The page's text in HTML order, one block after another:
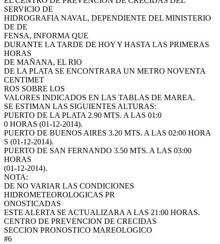
SERVICIO DE
HIDROGRAFIA NAVAL, DEPENDIENTE DEL MINISTERIO
DE DE
FENSA, INFORMA QUE
DURANTE LA TARDE DE HOY Y HASTA LAS PRIMERAS
HORAS
DE MAÑANA, EL RIO
DE LA PLATA SE ENCONTRARA UN METRO NOVENTA
CENTIMET
ROS SOBRE LOS
VALORES INDICADOS EN LAS TABLAS DE MAREA.
SE ESTIMAN LAS SIGUIENTES ALTURAS:
PUERTO DE LA PLATA 2.90 MTS. A LAS 01:0
0 HORAS (01-12-2014).
PUERTO DE BUENOS AIRES 3.20 MTS. A LAS 02:00 HORA
S (01-12-2014).
PUERTO DE SAN FERNANDO 3.50 MTS. A LAS 03:00
HORAS
(01-12-2014).
NOTA:
DE NO VARIAR LAS CONDICIONES
HIDROMETEOROLOGICAS PR
ONOSTICADAS
ESTE ALERTA SE ACTUALIZARA A LAS 21:00 HORAS.
CENTRO DE PREVENCION DE CRECIDAS
SECCION PRONOSTICO MAREOLOGICO
#6